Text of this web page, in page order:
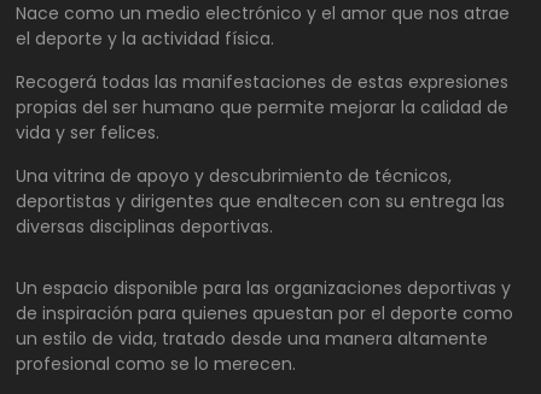
Nace como un medio electrónico y el amor que nos atrae
el deporte y la actividad física.
Recogerá todas las manifestaciones de estas expresiones
propias del ser humano que permite mejorar la calidad de
vida y ser felices.
Una vitrina de apoyo y descubrimiento de técnicos,
deportistas y dirigentes que enaltecen con su entrega las
diversas disciplinas deportivas.
Un espacio disponible para las organizaciones deportivas y
de inspiración para quienes apuestan por el deporte como
un estilo de vida, tratado desde una manera altamente
profesional como se lo merecen.